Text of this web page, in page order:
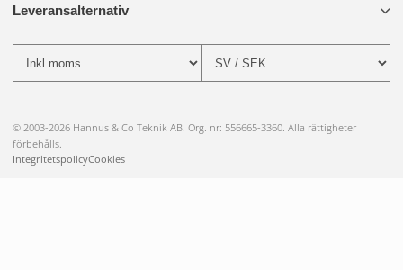
Leveransalternativ
© 2003-2026 Hannus & Co Teknik AB. Org. nr: 556665-3360. Alla rättigheter
förbehålls.
IntegritetspolicyCookies